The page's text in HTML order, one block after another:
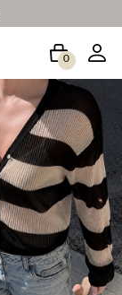
0
아울렛 하객&모임룩